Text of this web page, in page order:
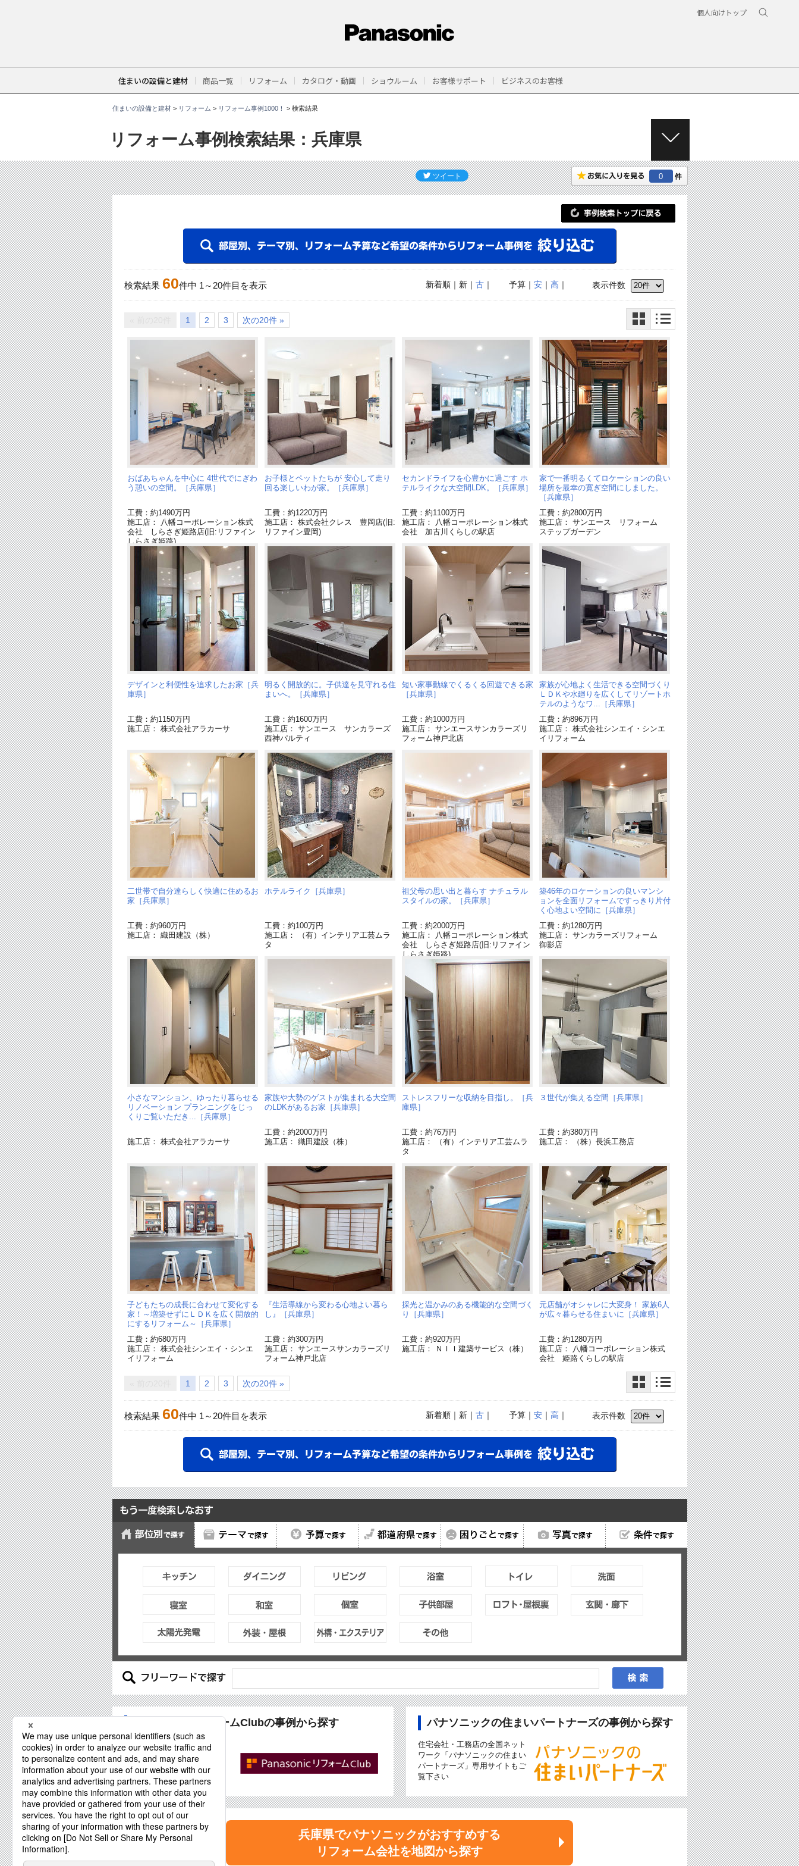
個人向けトップ
住まいの設備と建材 商品一覧 リフォーム カタログ・動画 ショウルーム お客様サポート ビジネスのお客様
住まいの設備と建材> リフォーム > リフォーム事例1000！ > 検索結果
リフォーム事例検索結果：兵庫県
E
N
。
0
検索結果 60件中 1 ～ 20件目を表示 表示件数
予算｜ 安｜ 高 ｜
新着順｜新｜ 古｜
1 2 3 次の20件 »
おばあちゃんを中心に 4世代でにぎわ
う憩いの空間。［兵庫県］
工費：約1490万円
施工店： 八幡コーポレーション株式
会社 しらさぎ姫路店(旧:リファイン
しらさぎ姫路)
お子様とペットたちが 安心して走り
回る楽しいわが家。［兵庫県］
工費：約1220万円
施工店： 株式会社クレス 豊岡店(旧:
リファイン豊岡)
セカンドライフを心豊かに過ごす ホ
テルライクな大空間LDK。［兵庫県］
工費：約1100万円
施工店： 八幡コーポレーション株式
会社 加古川くらしの駅店
家で一番明るくてロケーションの良い
場所を最幸の寛ぎ空間にしました。
［兵庫県］
工費：約2800万円
施工店： サンエース リフォーム
ステップガーデン
デザインと利便性を追求したお家［兵
庫県］
工費：約1150万円
施工店： 株式会社アラカーサ
明るく開放的に。子供達を見守れる住
まいへ。［兵庫県］
工費：約1600万円
施工店： サンエース サンカラーズ
西神パルティ
短い家事動線でくるくる回遊できる家
［兵庫県］
工費：約1000万円
施工店： サンエースサンカラーズリ
フォーム神戸北店
家族が心地よく生活できる空間づくり
ＬＤＫや水廻りを広くしてリゾートホ
テルのようなワ...［兵庫県］
工費：約896万円
施工店： 株式会社シンエイ・シンエ
イリフォーム
二世帯で自分達らしく快適に住めるお
家［兵庫県］
工費：約960万円
施工店： 織田建設（株）
ホテルライク［兵庫県］
工費：約100万円
施工店： （有）インテリア工芸ムラ
タ
祖父母の思い出と暮らす ナチュラル
スタイルの家。［兵庫県］
工費：約2000万円
施工店： 八幡コーポレーション株式
会社 しらさぎ姫路店(旧:リファイン
しらさぎ姫路)
築46年のロケーションの良いマンシ
ョンを全面リフォームですっきり片付
く心地よい空間に［兵庫県］
工費：約1280万円
施工店： サンカラーズリフォーム
御影店
小さなマンション、ゆったり暮らせる
リノベーション プランニングをじっ
くりご覧いただき...［兵庫県］
施工店： 株式会社アラカーサ
家族や大勢のゲストが集まれる大空間
のLDKがあるお家［兵庫県］
工費：約2000万円
施工店： 織田建設（株）
ストレスフリーな収納を目指し。［兵
庫県］
工費：約76万円
施工店： （有）インテリア工芸ムラ
タ
３世代が集える空間［兵庫県］
工費：約380万円
施工店： （株）長浜工務店
子どもたちの成長に合わせて変化する
家！～増築せずにＬＤＫを広く開放的
にするリフォーム～［兵庫県］
工費：約680万円
施工店： 株式会社シンエイ・シンエ
イリフォーム
『生活導線から変わる心地よい暮ら
し』［兵庫県］
工費：約300万円
施工店： サンエースサンカラーズリ
フォーム神戸北店
採光と温かみのある機能的な空間づく
り［兵庫県］
工費：約920万円
施工店： ＮＩＩ建築サービス（株）
元店舗がオシャレに大変身！ 家族6人
が広々暮らせる住まいに［兵庫県］
工費：約1280万円
施工店： 八幡コーポレーション株式
会社 姫路くらしの駅店
1 2 3 次の20件 »
検索結果 60件中 1 ～ 20件目を表示 表示件数
予算｜ 安｜ 高 ｜
新着順｜新｜ 古｜
PanasonicリフォームClubの事例から探す
パナソニックが推奨する
Panasonicリフォーム加盟店
「PanasonicリフォームClub」
専用サイトもご覧下さい
パナソニックの住まいパートナーズの事例から探す
住宅会社・工務店の全国ネット
ワーク「パナソニックの住まい
パートナーズ」専用サイトもご
覧下さい
兵庫県でパナソニックがおすすめする
リフォーム会社を地図から探す